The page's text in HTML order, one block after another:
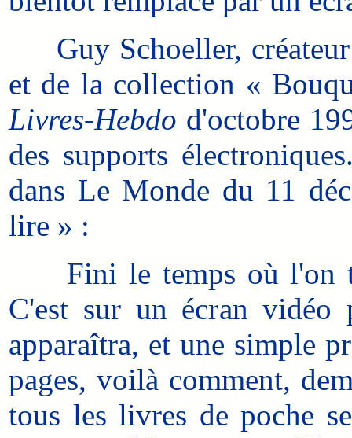
Guy Schoeller, créateur
et de la collection «
Livres-Hebdo d'octobre
des supports
dans Le Monde du 11
lire » :
Fini le temps où l'on
C'est sur un écran
apparaîtra, et une simple
pages, voilà comment,
tous les livres de poche